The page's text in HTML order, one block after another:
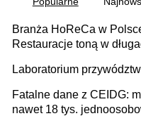
Branża HoReCa w
Restauracje toną w
Laboratorium
Fatalne dane z CEIDG:
nawet 18 tys.